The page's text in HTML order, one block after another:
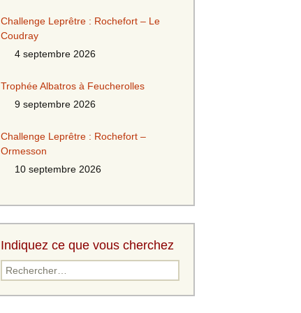
Challenge Leprêtre : Rochefort – Le
Coudray
4 septembre 2026
Trophée Albatros à Feucherolles
9 septembre 2026
Challenge Leprêtre : Rochefort –
Ormesson
10 septembre 2026
Indiquez ce que vous cherchez